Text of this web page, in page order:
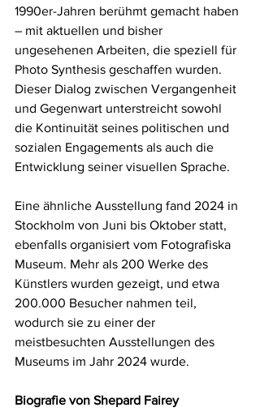
1990er-Jahren berühmt gemacht haben
– mit aktuellen und bisher
ungesehenen Arbeiten, die speziell für
Photo Synthesis geschaffen wurden.
Dieser Dialog zwischen Vergangenheit
und Gegenwart unterstreicht sowohl
die Kontinuität seines politischen und
sozialen Engagements als auch die
Entwicklung seiner visuellen Sprache.
Eine ähnliche Ausstellung fand 2024 in
Stockholm von Juni bis Oktober statt,
ebenfalls organisiert vom Fotografiska
Museum. Mehr als 200 Werke des
Künstlers wurden gezeigt, und etwa
200.000 Besucher nahmen teil,
wodurch sie zu einer der
meistbesuchten Ausstellungen des
Museums im Jahr 2024 wurde.
Biografie von Shepard Fairey